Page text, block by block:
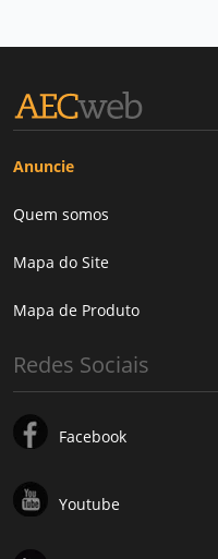
Anuncie
Quem somos
Mapa do Site
Mapa de Produto
Redes Sociais
Facebook
Youtube